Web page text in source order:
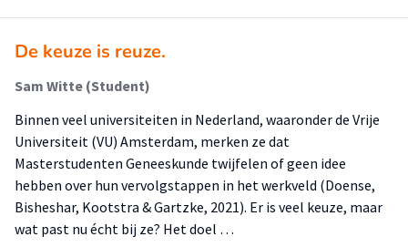
De keuze is reuze.
Sam Witte (Student)
Binnen veel universiteiten in Nederland, waaronder de Vrije
Universiteit (VU) Amsterdam, merken ze dat
Masterstudenten Geneeskunde twijfelen of geen idee
hebben over hun vervolgstappen in het werkveld (Doense,
Bisheshar, Kootstra & Gartzke, 2021). Er is veel keuze, maar
wat past nu écht bij ze? Het doel …